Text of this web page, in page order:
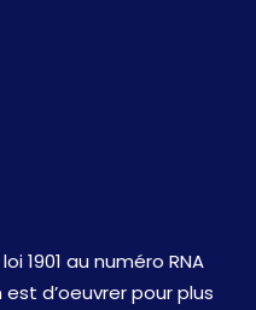
1901 au numéro RNA
est d’oeuvrer pour plus